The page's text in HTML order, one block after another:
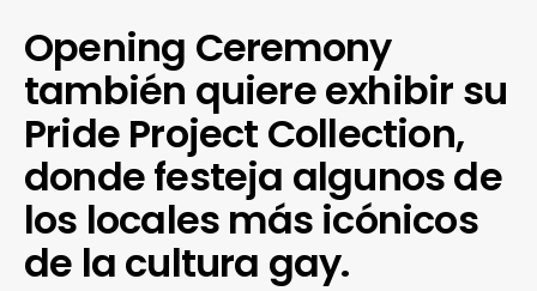
Opening Ceremony
también quiere exhibir su
Pride Project Collection,
donde festeja algunos de
los locales más icónicos
de la cultura gay.